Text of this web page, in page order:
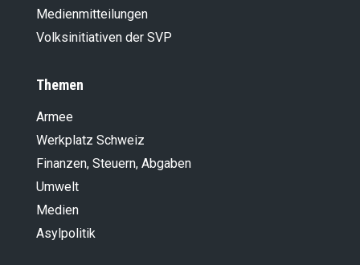
Medienmitteilungen
Volksinitiativen der SVP
Themen
Armee
Werkplatz Schweiz
Finanzen, Steuern, Abgaben
Umwelt
Medien
Asylpolitik